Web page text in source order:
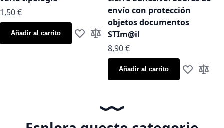
As low as
1,50 €
Añadir al carrito Añadir a la Lista de Deseos
Añadir para comparar
envío con protección
objetos documentos
STIm@il
As low as
8,90 €
Añadir al carrito Añadir a